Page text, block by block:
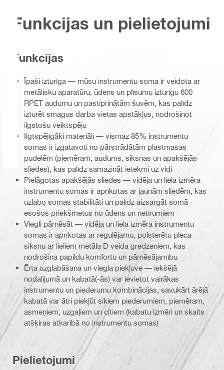
Funkcijas un pielietojumi
Funkcijas
Īpaši izturīga — mūsu instrumentu soma ir veidota ar
metālisku aparatūru, ūdens un plīsumu izturīgu 600
RPET audumu un pastiprinātām šuvēm, kas palīdz
izturēt smagus darba vietas apstākļus, nodrošinot
ilgstošu veiktspēju
Ilgtspējīgāki materiāli — vismaz 85% instrumentu
somas ir izgatavoti no pārstrādātām plastmasas
pudelēm (piemēram, audums, siksnas un apakšējās
sliedes), kas palīdz samazināt ietekmi uz vidi
Pielāgotas apakšējās sliedes — vidēja un liela izmēra
instrumentu somas ir aprīkotas ar jaunām sliedēm, kas
uzlabo somas stabilitāti un palīdz aizsargāt somā
esošos priekšmetus no ūdens un netīrumiem
Viegli pārnēsāt — vidēja un liela izmēra instrumentu
somas ir aprīkotas ar regulējamu, polsterētu pleca
siksnu ar lieliem metāla D veida gredzeniem, kas
nodrošina papildu komfortu un pārnēsājamību
Ērta uzglabāšana un viegla piekļuve — iekšējā
nodalījumā un kabatā(-ās) var ievietot vairākas
instrumentu un piederumu kombinācijas, savukārt ārējā
kabatā var ātri piekļūt sīkiem piederumiem, piemēram,
asmeņiem, uzgaļiem un citiem (kabatu izmēri un skaits
atšķiras atkarībā no instrumentu somas)
Pielietojumi